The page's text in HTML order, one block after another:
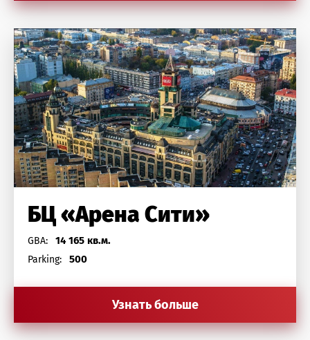
БЦ «Арена Сити»
GBA: 14 165 кв.м.
Parking: 500
Узнать больше